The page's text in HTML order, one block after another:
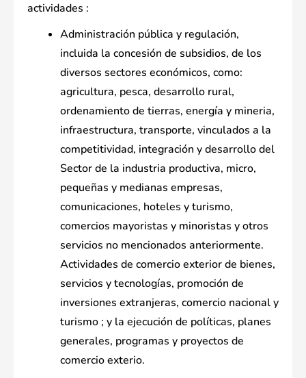
actividades :
Administración pública y regulación,
incluida la concesión de subsidios, de los
diversos sectores económicos, como:
agricultura, pesca, desarrollo rural,
ordenamiento de tierras, energía y mineria,
infraestructura, transporte, vinculados a la
competitividad, integración y desarrollo del
Sector de la industria productiva, micro,
pequeñas y medianas empresas,
comunicaciones, hoteles y turismo,
comercios mayoristas y minoristas y otros
servicios no mencionados anteriormente.
Actividades de comercio exterior de bienes,
servicios y tecnologías, promoción de
inversiones extranjeras, comercio nacional y
turismo ; y la ejecución de políticas, planes
generales, programas y proyectos de
comercio exterio.